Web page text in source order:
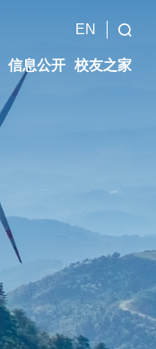
EN
信息公开 校友之家